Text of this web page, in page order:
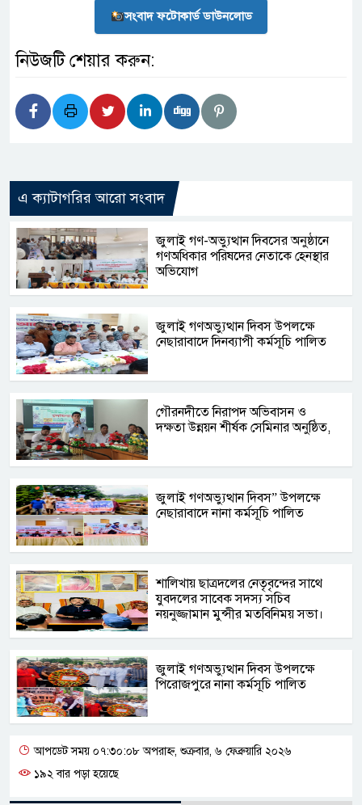
সংবাদ ফটোকার্ড ডাউনলোড
নিউজটি শেয়ার করুন:
এ ক্যাটাগরির আরো সংবাদ
জুলাই গণ-অভ্যুত্থান দিবসের অনুষ্ঠানে
গণঅধিকার পরিষদের নেতাকে হেনস্থার
অভিযোগ
জুলাই গণঅভ্যুত্থান দিবস উপলক্ষে
নেছারাবাদে দিনব্যাপী কর্মসূচি পালিত
গৌরনদীতে নিরাপদ অভিবাসন ও
দক্ষতা উন্নয়ন শীর্ষক সেমিনার অনুষ্ঠিত,
জুলাই গণঅভ্যুত্থান দিবস” উপলক্ষে
নেছারাবাদে নানা কর্মসূচি পালিত
শালিখায় ছাত্রদলের নেতৃবৃন্দের সাথে
যুবদলের সাবেক সদস্য সচিব
নয়নুজ্জামান মুন্সীর মতবিনিময় সভা।
জুলাই গণঅভ্যুত্থান দিবস উপলক্ষে
পিরোজপুরে নানা কর্মসূচি পালিত
আপডেট সময় ০৭:৩০:০৮ অপরাহ্ন, শুক্রবার, ৬ ফেব্রুয়ারি ২০২৬
১৯২ বার পড়া হয়েছে